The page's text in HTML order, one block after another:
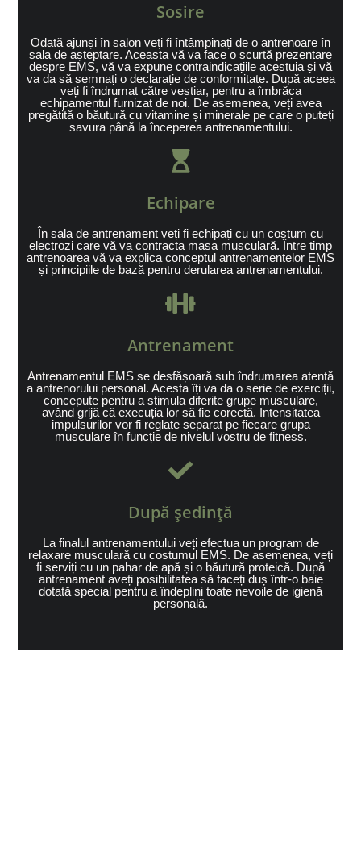
Sosire
Odată ajunși în salon veți fi întâmpinați de o antrenoare în
sala de așteptare. Aceasta vă va face o scurtă prezentare
despre EMS, vă va expune contraindicațiile acestuia și vă
va da să semnați o declarație de conformitate. După aceea
veți fi îndrumat către vestiar, pentru a îmbrăca
echipamentul furnizat de noi. De asemenea, veți avea
pregătită o băutură cu vitamine și minerale pe care o puteți
savura până la începerea antrenamentului.
Echipare
În sala de antrenament veți fi echipați cu un costum cu
electrozi care vă va contracta masa musculară. Între timp
antrenoarea vă va explica conceptul antrenamentelor EMS
și principiile de bază pentru derularea antrenamentului.
Antrenament
Antrenamentul EMS se desfășoară sub îndrumarea atentă
a antrenorului personal. Acesta îți va da o serie de exerciții,
concepute pentru a stimula diferite grupe musculare,
având grijă că execuția lor să fie corectă. Intensitatea
impulsurilor vor fi reglate separat pe fiecare grupa
musculare în funcție de nivelul vostru de fitness.
După ședință
La finalul antrenamentului veți efectua un program de
relaxare musculară cu costumul EMS. De asemenea, veți
fi serviți cu un pahar de apă și o băutură proteică. După
antrenament aveți posibilitatea să faceți duș într-o baie
dotată special pentru a îndeplini toate nevoile de igienă
personală.